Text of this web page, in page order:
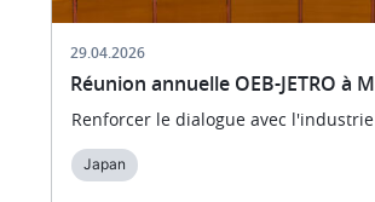
29.04.2026
Réunion annuelle OEB-JETRO à
Renforcer le dialogue avec
Japan